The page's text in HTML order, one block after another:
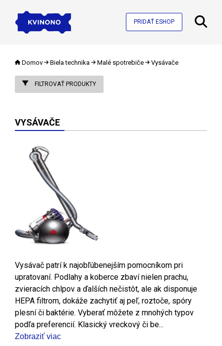
PRIDAŤ ESHOP
Domov Biela technika Malé spotrebiče Vysávače
FILTROVAŤ PRODUKTY
VYSÁVAČE
Vysávač patrí k najobľúbenejším pomocníkom pri
upratovaní. Podlahy a koberce zbaví nielen prachu,
zvieracích chlpov a ďalších nečistôt, ale ak disponuje
HEPA filtrom, dokáže zachytiť aj peľ, roztoče, spóry
plesní či baktérie. Vyberať môžete z mnohých typov
podľa preferencií. Klasický vreckový či be...
Zobraziť viac